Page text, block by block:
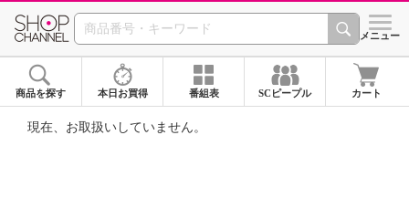
SHOP CHANNEL ショッ
メニュー
商品を探す 本日お買得 番組表 SCピープル カート
現在、お取扱いしていません。